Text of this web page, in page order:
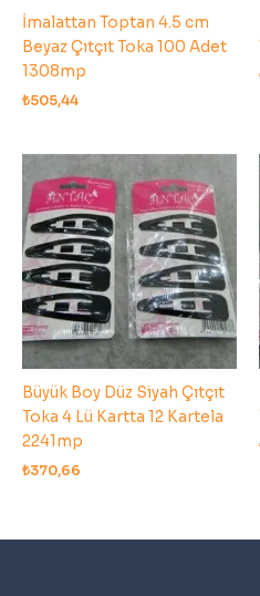
İmalattan Toptan 4.5 cm
Beyaz Çıtçıt Toka 100 Adet
1308mp
₺505,44
Büyük Boy Düz Siyah Çıtçıt
Toka 4 Lü Kartta 12 Kartela
2241mp
₺370,66